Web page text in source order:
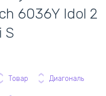
6036Y Idol 2
S
Товар Диагональ